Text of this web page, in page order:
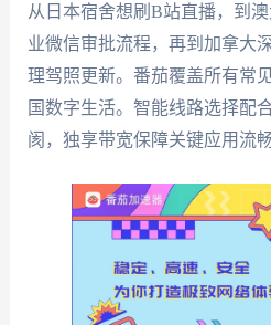
从日本宿舍想刷B站直播，到
业微信审批流程，再到加拿大
理驾照更新。番茄覆盖所有常
国数字生活。智能线路选择配
阂，独享带宽保障关键应用流畅